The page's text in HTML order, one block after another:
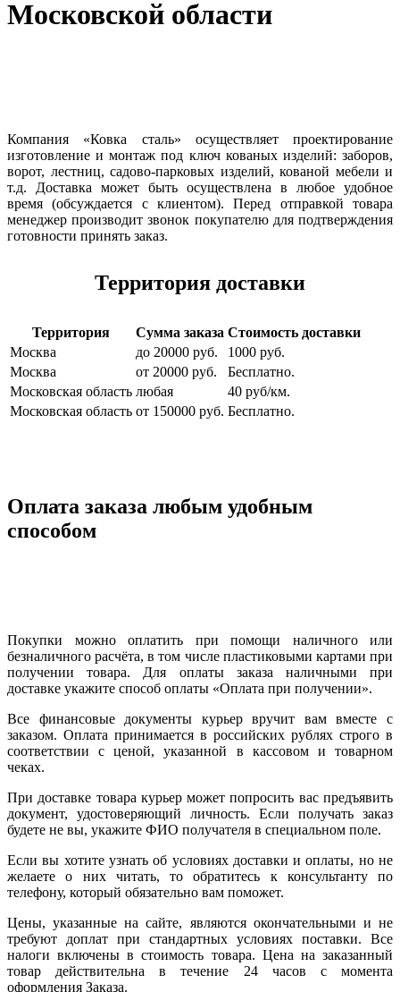
Московской области
Компания «Ковка сталь» осуществляет проектирование
изготовление и монтаж под ключ кованых изделий: заборов,
ворот, лестниц, садово-парковых изделий, кованой мебели и
т.д. Доставка может быть осуществлена в любое удобное
время (обсуждается с клиентом). Перед отправкой товара
менеджер производит звонок покупателю для подтверждения
готовности принять заказ.
Территория доставки
Территория Сумма заказа Стоимость доставки
Москва
до 20000 руб.
1000 руб.
Москва
от 20000 руб.
Бесплатно.
Московская область любая
40 руб/км.
Московская область от 150000 руб. Бесплатно.
Оплата заказа любым удобным
способом
Покупки можно оплатить при помощи наличного или
безналичного расчёта, в том числе пластиковыми картами при
получении товара. Для оплаты заказа наличными при
доставке укажите способ оплаты «Оплата при получении».
Все финансовые документы курьер вручит вам вместе с
заказом. Оплата принимается в российских рублях строго в
соответствии с ценой, указанной в кассовом и товарном
чеках.
При доставке товара курьер может попросить вас предъявить
документ, удостоверяющий личность. Если получать заказ
будете не вы, укажите ФИО получателя в специальном поле.
Если вы хотите узнать об условиях доставки и оплаты, но не
желаете о них читать, то обратитесь к консультанту по
телефону, который обязательно вам поможет.
Цены, указанные на сайте, являются окончательными и не
требуют доплат при стандартных условиях поставки. Все
налоги включены в стоимость товара. Цена на заказанный
товар действительна в течение 24 часов с момента
оформления Заказа.